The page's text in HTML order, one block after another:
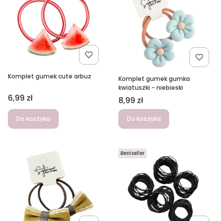
Komplet gumek cute arbuz
Cena
6,99 zł
Do koszyka
Komplet gumek gumka
kwiatuszki - niebieski
Cena
8,99 zł
Do koszyka
Bestseller